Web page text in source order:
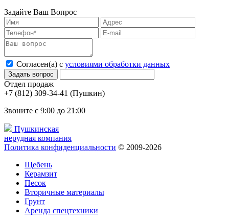
Задайте Ваш Вопрос
Согласен(а) с условиями обработки данных
Отдел продаж
(Пушкин)
Звоните с 9:00 до 21:00
Пушкинская
нерудная компания
Политика конфиденциальности © 2009-2026
Щебень
Керамзит
Песок
Вторичные материалы
Грунт
Аренда спецтехники